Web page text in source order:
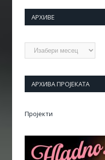
АРХИВЕ
Архиве
АРХИВА ПРОЈЕКАТА
Пројекти